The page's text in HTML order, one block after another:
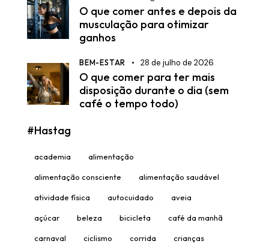
O que comer antes e depois da
musculação para otimizar
ganhos
BEM-ESTAR 28 de julho de 2026
O que comer para ter mais
disposição durante o dia (sem
café o tempo todo)
#Hastag
academia alimentação
alimentação consciente alimentação saudável
atividade física autocuidado aveia
açúcar beleza bicicleta café da manhã
carnaval ciclismo corrida crianças